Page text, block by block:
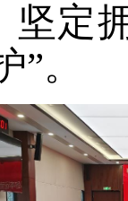
坚定
。